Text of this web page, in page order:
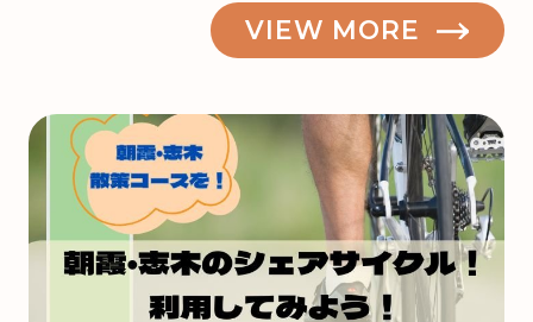
う
来
月
ク
VIEW MORE